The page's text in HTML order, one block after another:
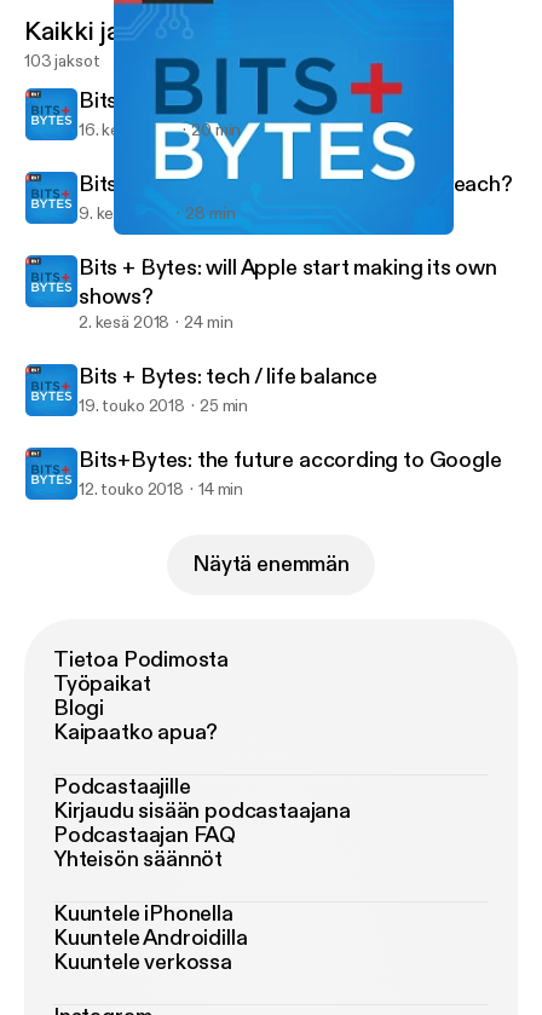
Bits+Bytes
Kaikki jaksot
103 jaksot
Bits + Bytes: a hi-tech World Cup
16. kesä 2018 20 min
Bits+Bytes: another Facebook data breach?
9. kesä 2018 28 min
Bits + Bytes: will Apple start making its own
shows?
2. kesä 2018 24 min
Bits + Bytes: tech / life balance
19. touko 2018 25 min
Bits+Bytes: the future according to Google
12. touko 2018 14 min
Näytä enemmän
Tietoa Podimosta
Työpaikat
Blogi
Kaipaatko apua?
Podcastaajille
Kirjaudu sisään podcastaajana
Podcastaajan FAQ
Yhteisön säännöt
Kuuntele iPhonella
Kuuntele Androidilla
Kuuntele verkossa